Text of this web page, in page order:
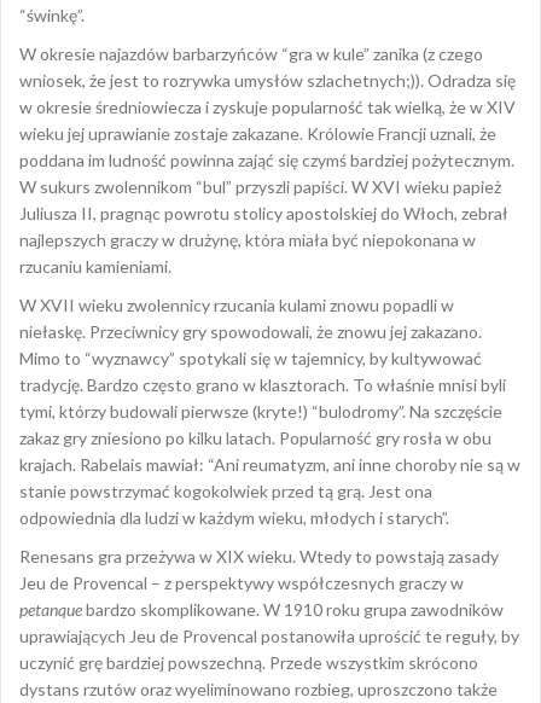
“świnkę”.
W okresie najazdów barbarzyńców “gra w kule” zanika (z czego
wniosek, że jest to rozrywka umysłów szlachetnych;)). Odradza się
w okresie średniowiecza i zyskuje popularność tak wielką, że w XIV
wieku jej uprawianie zostaje zakazane. Królowie Francji uznali, że
poddana im ludność powinna zająć się czymś bardziej pożytecznym.
W sukurs zwolennikom “bul” przyszli papiści. W XVI wieku papież
Juliusza II, pragnąc powrotu stolicy apostolskiej do Włoch, zebrał
najlepszych graczy w drużynę, która miała być niepokonana w
rzucaniu kamieniami.
W XVII wieku zwolennicy rzucania kulami znowu popadli w
niełaskę. Przeciwnicy gry spowodowali, że znowu jej zakazano.
Mimo to “wyznawcy” spotykali się w tajemnicy, by kultywować
tradycję. Bardzo często grano w klasztorach. To właśnie mnisi byli
tymi, którzy budowali pierwsze (kryte!) “bulodromy”. Na szczęście
zakaz gry zniesiono po kilku latach. Popularność gry rosła w obu
krajach. Rabelais mawiał: “Ani reumatyzm, ani inne choroby nie są w
stanie powstrzymać kogokolwiek przed tą grą. Jest ona
odpowiednia dla ludzi w każdym wieku, młodych i starych”.
Renesans gra przeżywa w XIX wieku. Wtedy to powstają zasady
Jeu de Provencal – z perspektywy współczesnych graczy w
petanquebardzo skomplikowane. W 1910 roku grupa zawodników
uprawiających Jeu de Provencal postanowiła uprościć te reguły, by
uczynić grę bardziej powszechną. Przede wszystkim skrócono
dystans rzutów oraz wyeliminowano rozbieg, uproszczono także